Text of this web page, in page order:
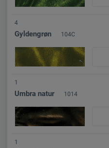
4
Gyldengrøn 104C
1
Umbra natur 1014
1